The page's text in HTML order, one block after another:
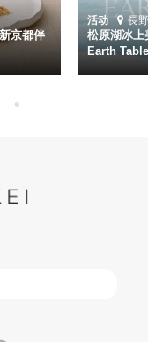
京都伴
活动 長
松原湖冰
Earth